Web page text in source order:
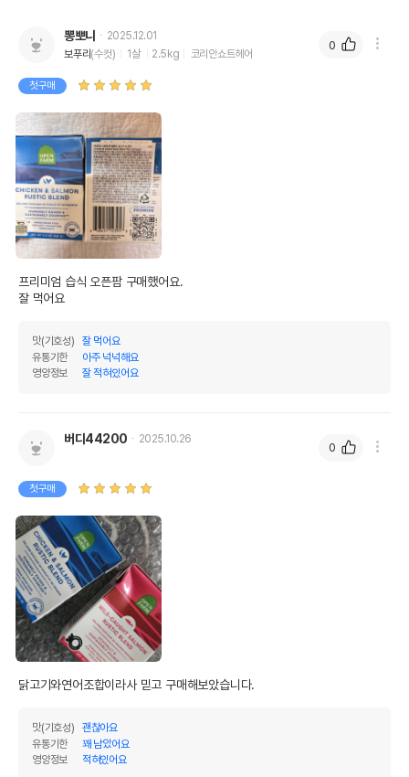
뽕뽀니
2025.12.01
보푸리 (수컷) 1살 2.5kg 코리안쇼트헤어
첫구매
프리미엄 습식 오픈팜 구매했어요.
잘 먹어요
맛(기호성)
잘 먹어요
유통기한
아주 넉넉해요
영양정보
잘 적혀있어요
0
버디44200 2025.10.26
첫구매
닭고기와연어조합이라사 믿고 구매해보았습니다.
맛(기호성)
괜찮아요
유통기한
꽤 남았어요
영양정보
적혀있어요
0